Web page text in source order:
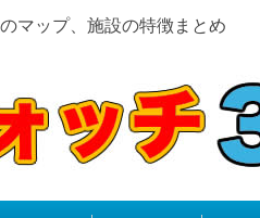
マップ、施設の特徴まとめ